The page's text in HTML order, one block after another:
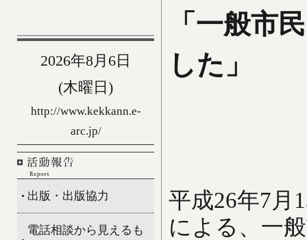
2026年8月6日
(木曜日)
http://www.kekkann.e-
arc.jp/
出版・出版協力
電話相談から見えるも
「一般市
した」
平成26年7月
による、一